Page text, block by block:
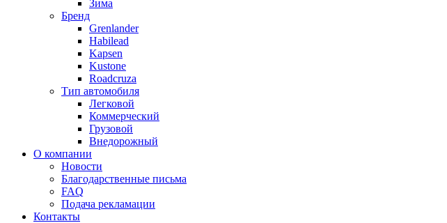
Зима
Бренд
Grenlander
Habilead
Kapsen
Kustone
Roadcruza
Тип автомобиля
Легковой
Коммерческий
Грузовой
Внедорожный
О компании
Новости
Благодарственные письма
FAQ
Подача рекламации
Контакты